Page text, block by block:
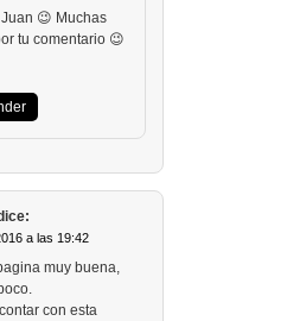
😉 Muchas
tu comentario 😉
a las 19:42
muy buena,
con esta